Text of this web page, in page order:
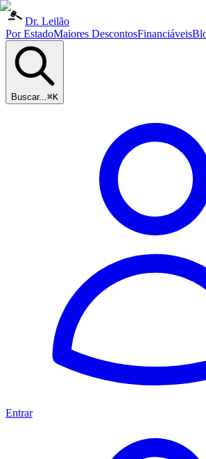
Dr. Leilão
Por EstadoMaiores DescontosFinanciáveis
Buscar...⌘K
Entrar